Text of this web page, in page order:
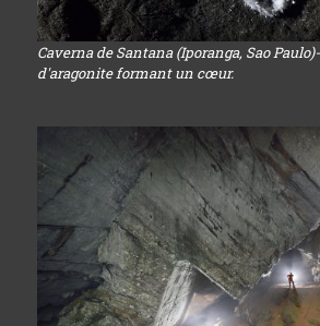
Caverna de Santana (Iporanga, Sao
d'aragonite formant un cœur.